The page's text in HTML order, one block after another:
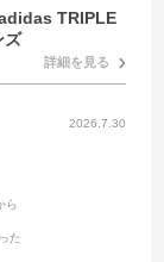
TRIPLE
ズ
詳細を見る
2026.7.30
ら
た